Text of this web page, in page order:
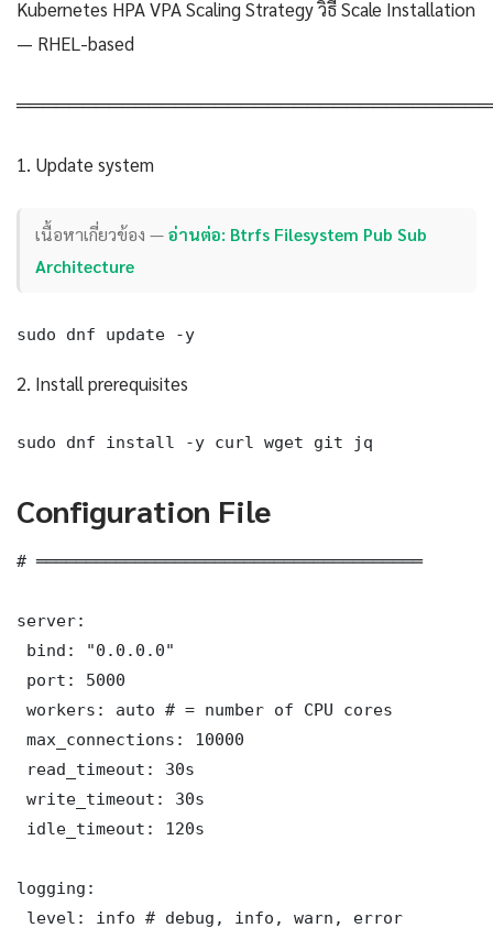
Kubernetes HPA VPA Scaling Strategy วิธี Scale Installation
— RHEL-based
1. Update system
เนื้อหาเกี่ยวข้อง —อ่านต่อ: Btrfs Filesystem Pub Sub
Architecture
sudo dnf update -y
2. Install prerequisites
sudo dnf install -y curl wget git jq
Configuration File
# ═══════════════════════════════════════
server:
bind: "0.0.0.0"
port: 5000
workers: auto # = number of CPU cores
max_connections: 10000
read_timeout: 30s
write_timeout: 30s
idle_timeout: 120s
logging:
level: info # debug, info, warn, error